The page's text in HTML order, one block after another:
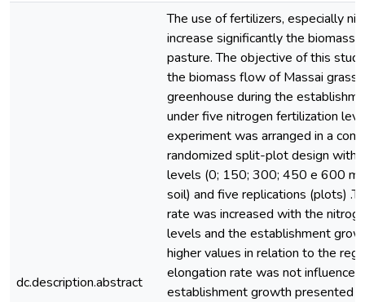
dc.description.abstract
The use of fertilizers, especially
increase significantly the biomass
pasture. The objective of this
the biomass flow of Massai grass
greenhouse during the
under five nitrogen fertilization
experiment was arranged in a
randomized split-plot design with
levels (0; 150; 300; 450 e 600
soil) and five replications (plots)
rate was increased with the
levels and the establishment
higher values in relation to the
elongation rate was not
establishment growth presented